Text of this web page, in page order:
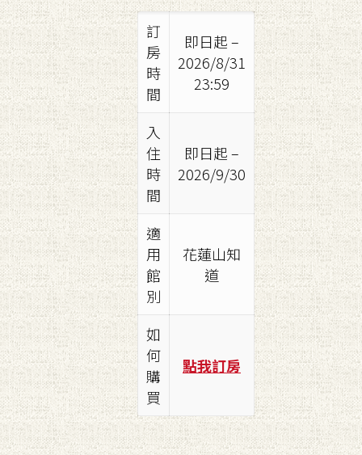
訂
房
時
間
即日起 –
2026/8/31
23:59
入
住
時
間
即日起 –
2026/9/30
適
用
館
別
花蓮山知
道
如
何
購
買
點我訂房